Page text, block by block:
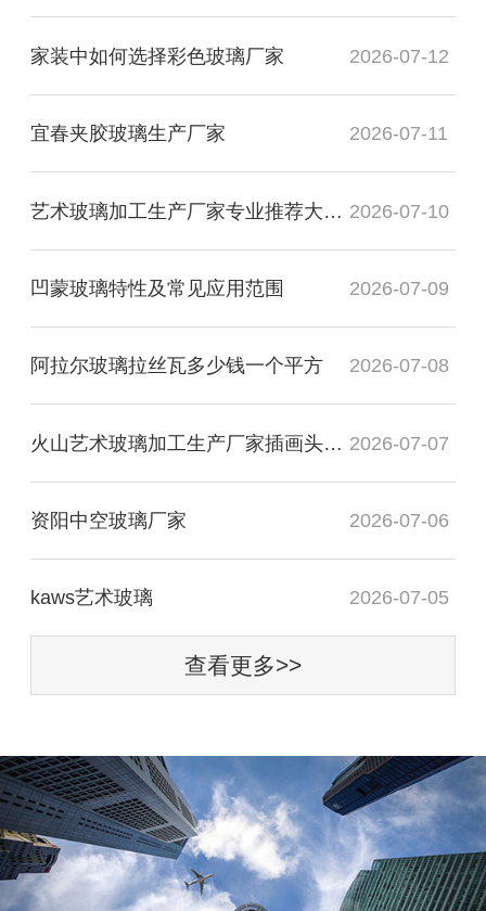
家装中如何选择彩色玻璃厂家 2026-07-12
宜春夹胶玻璃生产厂家 2026-07-11
艺术玻璃加工生产厂家专业推荐大专毕业 2026-07-10
凹蒙玻璃特性及常见应用范围 2026-07-09
阿拉尔玻璃拉丝瓦多少钱一个平方 2026-07-08
火山艺术玻璃加工生产厂家插画头像图 2026-07-07
资阳中空玻璃厂家 2026-07-06
kaws艺术玻璃 2026-07-05
查看更多>>